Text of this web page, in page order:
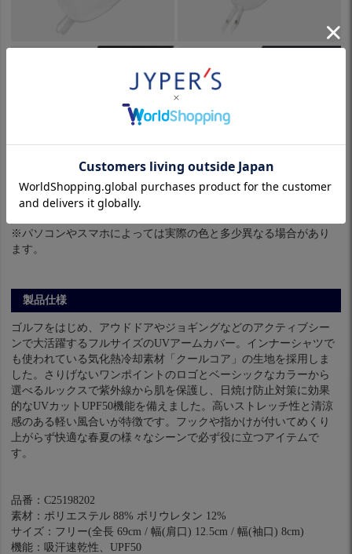
※パソコンやスマホによっては実際の色と多少異なる場合があり
ます。
製品仕様
ゴルフをはじめ、アウドドアやジョギングなどのアクティブシー
ンで大活躍するフルサイズのUVアームカバー。インナーシャツで
も使われている気化熱冷却素材「クールコア」の生地を採用しま
した。さりげないワンポイントのロゴとベーシックなカラーから
選べるルックスで紫外線から肌を保護し、日焼け防止対策に効果
的なUVカットUPF50機能を備えました。高いストレッチ性と清涼
感のある軽い風合いが特徴です。フックや指かけが付いてめくり
上がらず快適な春夏の様々なシーンで必ず役に立つアイテムで
す。
品番：C25198202
素材：ポリエステル 88% ポリウレタン 12%
サイズ：フリー(全長 69cm / 幅(肩口) 12.5cm / 幅(袖口) 8cm)
機能：吸汗速乾性、UPF50